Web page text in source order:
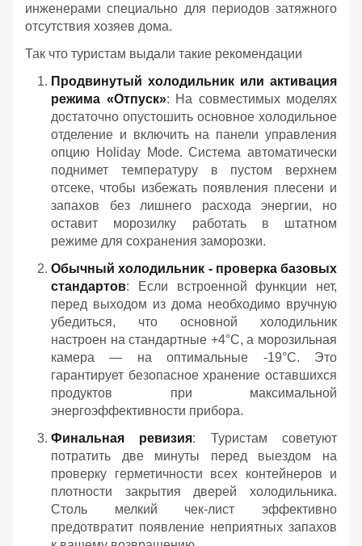
инженерами специально для периодов затяжного
отсутствия хозяев дома.
Так что туристам выдали такие рекомендации
Продвинутый холодильник или активация
режима «Отпуск»: На совместимых моделях
достаточно опустошить основное холодильное
отделение и включить на панели управления
опцию Holiday Mode. Система автоматически
поднимет температуру в пустом верхнем
отсеке, чтобы избежать появления плесени и
запахов без лишнего расхода энергии, но
оставит морозилку работать в штатном
режиме для сохранения заморозки.
Обычный холодильник - проверка базовых
стандартов: Если встроенной функции нет,
перед выходом из дома необходимо вручную
убедиться, что основной холодильник
настроен на стандартные +4°C, а морозильная
камера — на оптимальные -19°C. Это
гарантирует безопасное хранение оставшихся
продуктов при максимальной
энергоэффективности прибора.
Финальная ревизия: Туристам советуют
потратить две минуты перед выездом на
проверку герметичности всех контейнеров и
плотности закрытия дверей холодильника.
Столь мелкий чек-лист эффективно
предотвратит появление неприятных запахов